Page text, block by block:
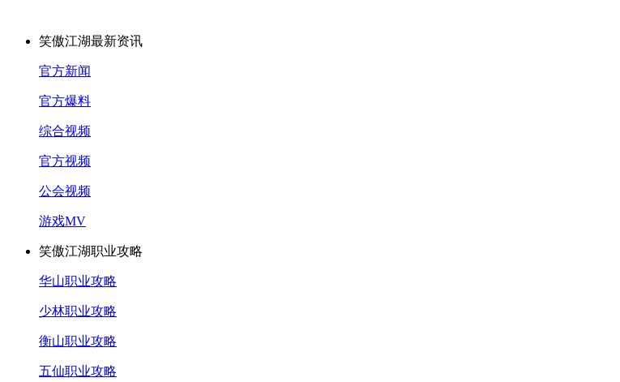
笑傲江湖最新资讯
官方新闻
官方爆料
综合视频
官方视频
公会视频
游戏MV
笑傲江湖职业攻略
华山职业攻略
少林职业攻略
衡山职业攻略
五仙职业攻略